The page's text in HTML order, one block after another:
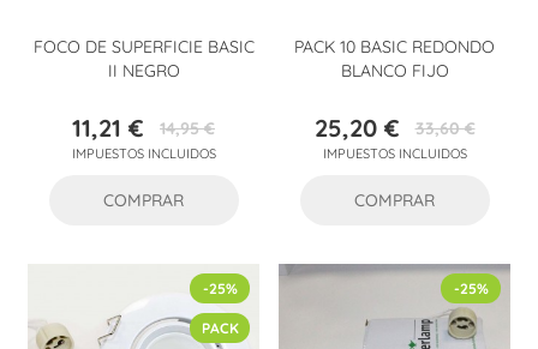
FOCO DE SUPERFICIE BASIC
II NEGRO
Precio
11,21 €Precio
base
14,95 €
IMPUESTOS INCLUIDOS
COMPRAR
PACK 10 BASIC REDONDO
BLANCO FIJO
Precio
25,20 €Precio
base
33,60 €
IMPUESTOS INCLUIDOS
COMPRAR
-25%
PACK
-25%